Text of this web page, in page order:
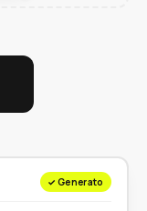
✓ Generato